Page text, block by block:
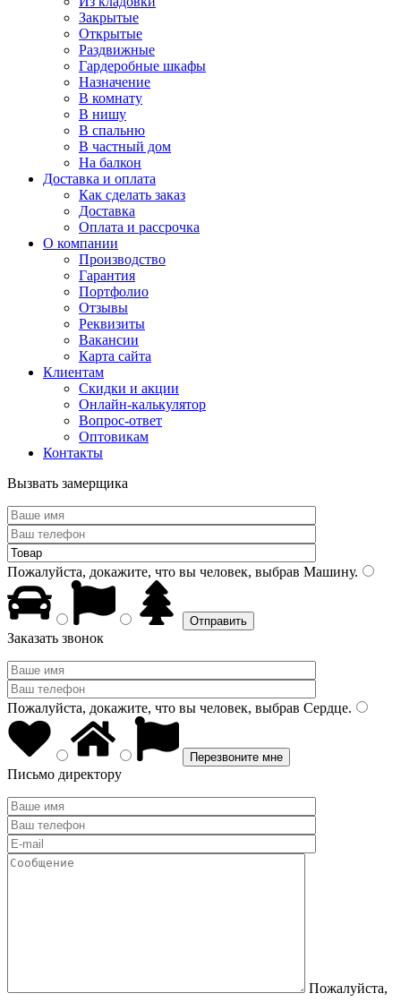
Закрытые
Открытые
Раздвижные
Гардеробные шкафы
Назначение
В комнату
В нишу
В спальню
В частный дом
На балкон
Доставка и оплата
Как сделать заказ
Доставка
Оплата и рассрочка
О компании
Производство
Гарантия
Портфолио
Отзывы
Реквизиты
Вакансии
Карта сайта
Клиентам
Скидки и акции
Онлайн-калькулятор
Вопрос-ответ
Оптовикам
Контакты
Вызвать замерщика
Пожалуйста, докажите, что вы человек, выбрав Машину.
Заказать звонок
Пожалуйста, докажите, что вы человек, выбрав Сердце.
Письмо директору
Пожалуйста,